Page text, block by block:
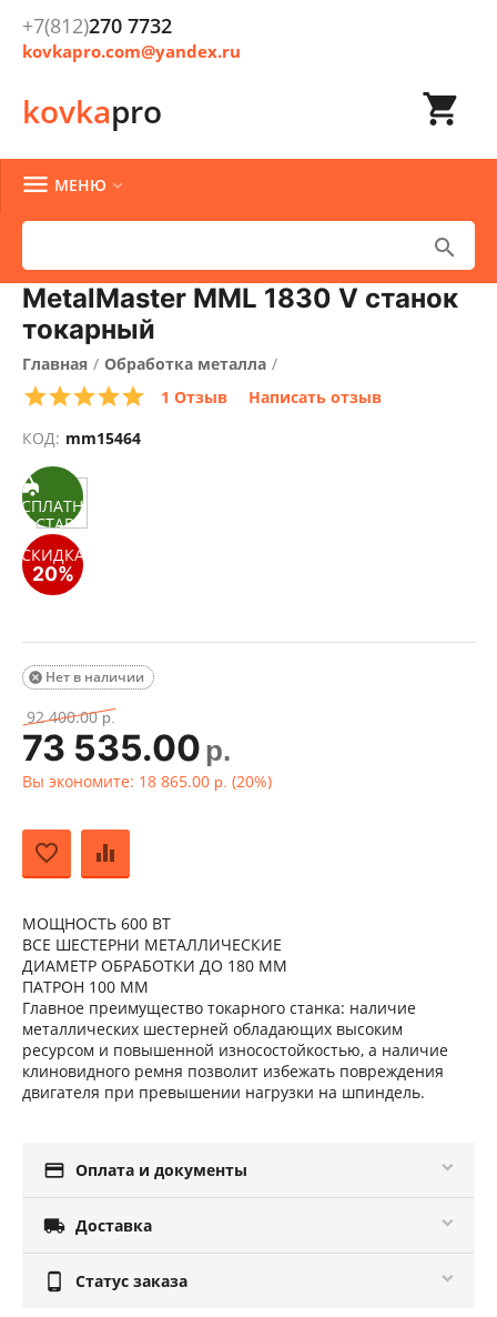
kovkapro
+7(812)270 7732
kovkapro.com@yandex.ru

 МЕНЮ 

MetalMaster MML 1830 V станок
токарный
Главная / Обработка металла /
Токарно-фрезерная обработка металла /
1 Отзыв
Написать отзыв
КОД: mm15464
БЕСПЛАТНАЯ
СКИДКА
БЕСПЛАТНАЯ
СКИДКА
20%
Нет в наличии

92 400.00 р.
73 535.00 р.
Вы экономите: 18 865.00 р. (20%)
МОЩНОСТЬ 600 ВТ
ВСЕ ШЕСТЕРНИ МЕТАЛЛИЧЕСКИЕ
ДИАМЕТР ОБРАБОТКИ ДО 180 ММ
ПАТРОН 100 ММ
Главное преимущество токарного станка: наличие
металлических шестерней обладающих высоким
ресурсом и повышенной износостойкостью, а наличие
клиновидного ремня позволит избежать повреждения
двигателя при превышении нагрузки на шпиндель.
 Оплата и документы
 Доставка
 Статус заказа